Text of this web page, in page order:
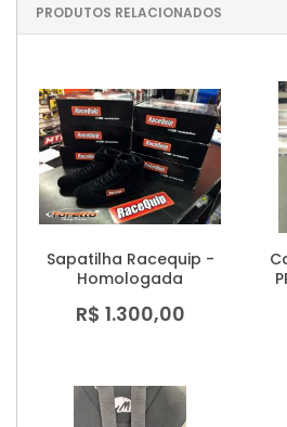
PRODUTOS RELACIONADOS
Sapatilha Racequip -
Homologada
R$ 1.300,00